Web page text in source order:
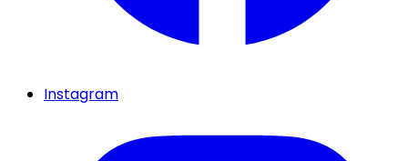
Instagram